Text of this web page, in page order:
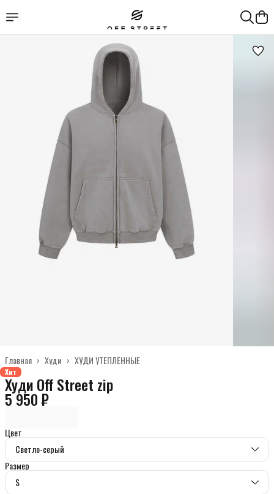
ХУДИ УТЕПЛЁННЫЕ
Худи ›
Главная ›
Хит
Худи Off Street zip
5 950 ₽
Цвет
Светло-серый
Размер
S